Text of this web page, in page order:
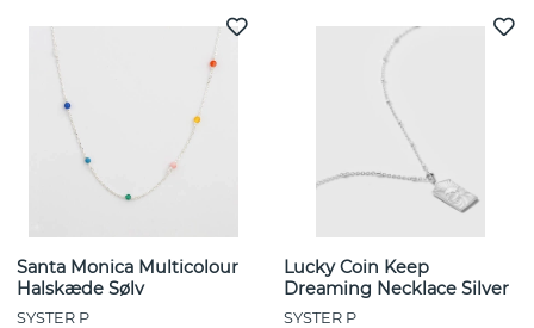
Santa Monica Multicolour
Halskæde Sølv
SYSTER P
Lucky Coin Keep
Dreaming Necklace Silver
SYSTER P